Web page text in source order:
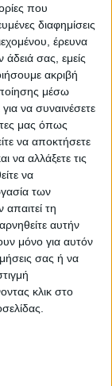
που
διαφημίσεις
έρευνα
άδειά σας, εμείς
ακριβή
μέσω
να συναινέσετε
μας όπως
να αποκτήσετε
να αλλάξετε τις
να
των
τη
αυτήν
μόνο για αυτόν
σας ή να
κλικ στο
η